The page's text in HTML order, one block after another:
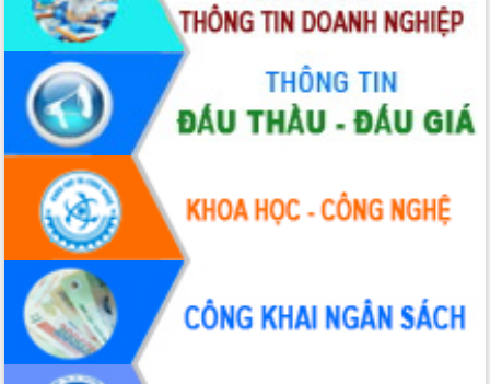
Thủ tướng Chính phủ Phạm Minh Chính
kiểm tra, chỉ đạo hoàn thành các dự
án cao tốc và thăm khu tái định cư tại
Đắk Lắk
Sôi nổi Hội đua ngựa truyền thống Gò
Thì Thùng mừng Xuân Bính Ngọ 2026
Lãnh đạo tỉnh dâng hương tưởng niệm
tại Đập Đồng Cam đầu Xuân Bính Ngọ
Ngành nông nghiệp phấn đấu tăng
trưởng đạt 5,86% trong năm 2026
UBND tỉnh Đắk Lắk triển khai công tác
quốc phòng, quân sự địa phương năm
2026
Đắk Lắk tập trung toàn lực khắc phục
tồn tại IUU, sẵn sàng làm việc với
Đoàn thanh tra EC